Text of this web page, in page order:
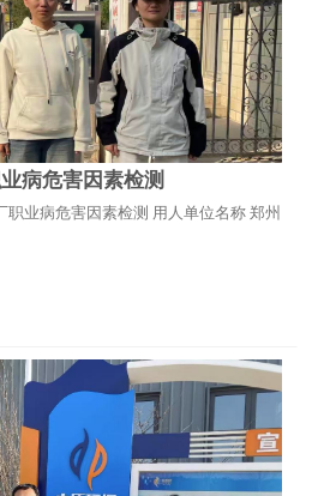
病危害因素检测
业病危害因素检测 用人单位名称 郑州